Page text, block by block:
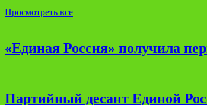
Просмотреть все
«Единая Россия» получила
Партийный десант Единой